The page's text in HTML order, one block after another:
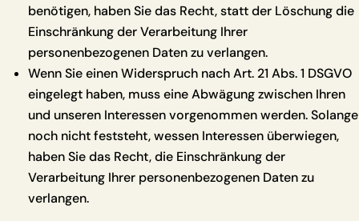
benötigen, haben Sie das Recht, statt der Löschung die
Einschränkung der Verarbeitung Ihrer
personenbezogenen Daten zu verlangen.
Wenn Sie einen Widerspruch nach Art. 21 Abs. 1 DSGVO
eingelegt haben, muss eine Abwägung zwischen Ihren
und unseren Interessen vorgenommen werden. Solange
noch nicht feststeht, wessen Interessen überwiegen,
haben Sie das Recht, die Einschränkung der
Verarbeitung Ihrer personenbezogenen Daten zu
verlangen.